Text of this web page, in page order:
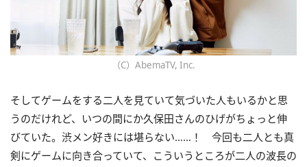
（C）AbemaTV, Inc.
そしてゲームをする二人を見ていて気づいた人もいるかと思
うのだけれど、いつの間にか久保田さんのひげがちょっと伸
びていた。渋メン好きには堪らない……！ 今回も二人とも真
剣にゲームに向き合っていて、こういうところが二人の波長の